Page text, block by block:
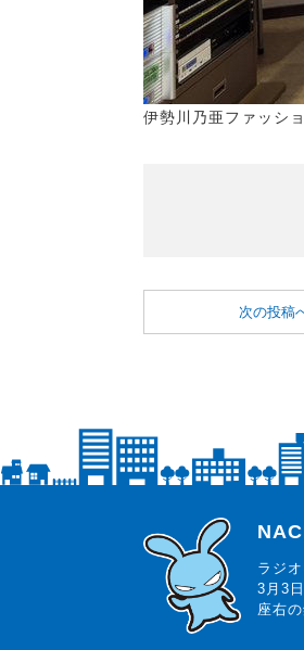
伊勢川乃亜ファッシ
次の投稿
らじっ
ラジ
3月3
座右